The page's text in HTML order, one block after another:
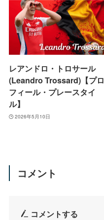
レアンドロ・トロサール
(Leandro Trossard)【プロ
フィール・プレースタイ
ル】
2026年5月10日
コメント
コメントする